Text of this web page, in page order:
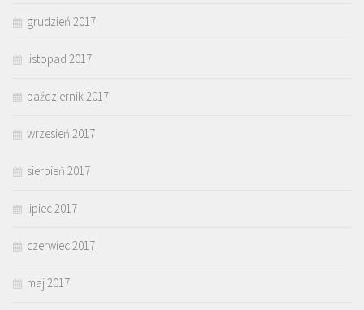
grudzień 2017
listopad 2017
październik 2017
wrzesień 2017
sierpień 2017
lipiec 2017
czerwiec 2017
maj 2017